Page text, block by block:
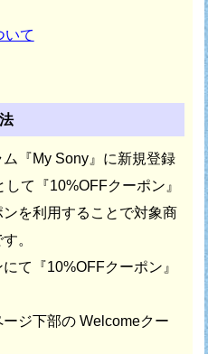
いて
『My Sony』に新規登録
て『10%OFFクーポン』
ンを利用することで対象商
。
て『10%OFFクーポン』
ジ下部の Welcomeクー